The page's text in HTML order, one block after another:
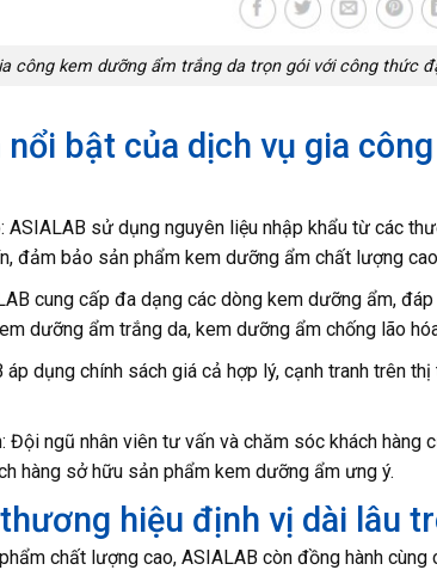
công kem dưỡng ẩm trắng da trọn gói với công thức
bật của dịch vụ gia
ASIALAB sử dụng nguyên liệu nhập khẩu từ các
đảm bảo sản phẩm kem dưỡng ẩm chất lượng
cung cấp đa dạng các dòng kem dưỡng ẩm,
dưỡng ẩm trắng da, kem dưỡng ẩm chống lão
áp dụng chính sách giá cả hợp lý, cạnh tranh trên
Đội ngũ nhân viên tư vấn và chăm sóc khách hàng
hàng sở hữu sản phẩm kem dưỡng ẩm ưng ý.
hiệu định vị dài lâu
chất lượng cao, ASIALAB còn đồng hành